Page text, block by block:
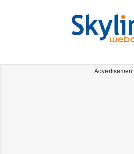
Advertisement